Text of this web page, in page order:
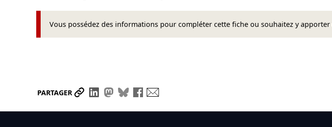
Vous possédez des informations pour compléter cette fiche ou souhaitez y apporter
PARTAGER Partager le lien
Partager sur LinkedIn
Partager sur Mastodon
Partager sur Bluesky
Partager sur Facebook